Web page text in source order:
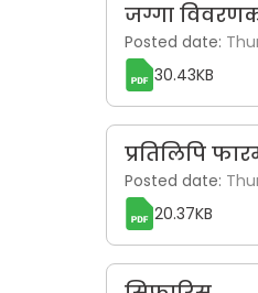
जग्गा
Posted date:
30.43KB
प्रतिलिपि
Posted date:
20.37KB